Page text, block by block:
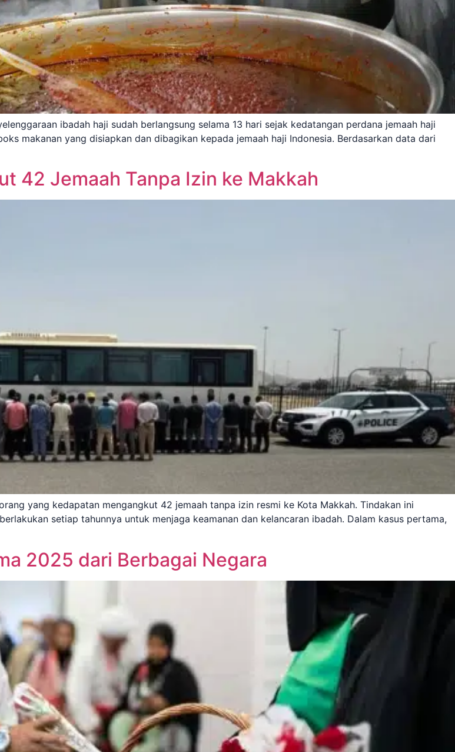
ibadah haji sudah berlangsung selama 13 hari sejak kedatangan perdana jemaah haji
makanan yang disiapkan dan dibagikan kepada jemaah haji Indonesia. Berdasarkan data dari
42 Jemaah Tanpa Izin ke Makkah
yang kedapatan mengangkut 42 jemaah tanpa izin resmi ke Kota Makkah. Tindakan ini
setiap tahunnya untuk menjaga keamanan dan kelancaran ibadah. Dalam kasus pertama,
2025 dari Berbagai Negara